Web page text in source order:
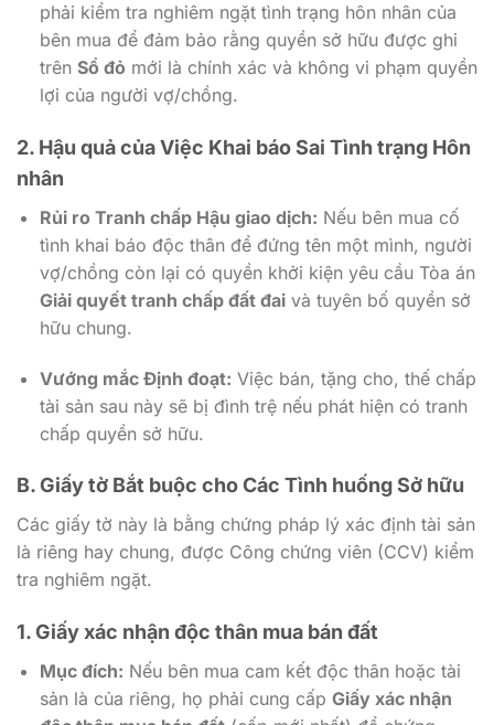
phải kiểm tra nghiêm ngặt tình trạng hôn nhân của
bên mua để đảm bảo rằng quyền sở hữu được ghi
trên Sổ đỏ mới là chính xác và không vi phạm quyền
lợi của người vợ/chồng.
2. Hậu quả của Việc Khai báo Sai Tình trạng Hôn
nhân
Rủi ro Tranh chấp Hậu giao dịch: Nếu bên mua cố
tình khai báo độc thân để đứng tên một mình, người
vợ/chồng còn lại có quyền khởi kiện yêu cầu Tòa án
Giải quyết tranh chấp đất đaivà tuyên bố quyền sở
hữu chung.
Vướng mắc Định đoạt: Việc bán, tặng cho, thế chấp
tài sản sau này sẽ bị đình trệ nếu phát hiện có tranh
chấp quyền sở hữu.
B. Giấy tờ Bắt buộc cho Các Tình huống Sở hữu
Các giấy tờ này là bằng chứng pháp lý xác định tài sản
là riêng hay chung, được Công chứng viên (CCV) kiểm
tra nghiêm ngặt.
1. Giấy xác nhận độc thân mua bán đất
Mục đích: Nếu bên mua cam kết độc thân hoặc tài
sản là của riêng, họ phải cung cấp Giấy xác nhận